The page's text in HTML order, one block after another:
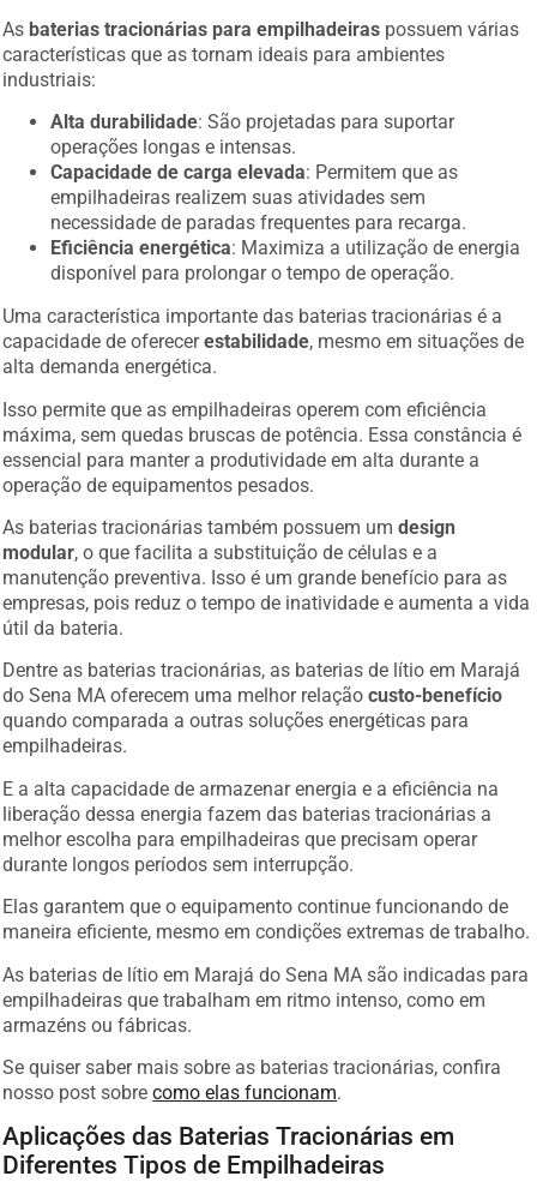
As baterias tracionárias para empilhadeiras possuem várias
características que as tornam ideais para ambientes
industriais:
Alta durabilidade: São projetadas para suportar
operações longas e intensas.
Capacidade de carga elevada: Permitem que as
empilhadeiras realizem suas atividades sem
necessidade de paradas frequentes para recarga.
Eficiência energética: Maximiza a utilização de energia
disponível para prolongar o tempo de operação.
Uma característica importante das baterias tracionárias é a
capacidade de oferecerestabilidade, mesmo em situações de
alta demanda energética.
Isso permite que as empilhadeiras operem com eficiência
máxima, sem quedas bruscas de potência. Essa constância é
essencial para manter a produtividade em alta durante a
operação de equipamentos pesados.
As baterias tracionárias também possuem umdesign
modular, o que facilita a substituição de células e a
manutenção preventiva. Isso é um grande benefício para as
empresas, pois reduz o tempo de inatividade e aumenta a vida
útil da bateria.
Dentre as baterias tracionárias, as baterias de lítio em Marajá
do Sena MA oferecem uma melhor relaçãocusto-benefício
quando comparada a outras soluções energéticas para
empilhadeiras.
E a alta capacidade de armazenar energia e a eficiência na
liberação dessa energia fazem das baterias tracionárias a
melhor escolha para empilhadeiras que precisam operar
durante longos períodos sem interrupção.
Elas garantem que o equipamento continue funcionando de
maneira eficiente, mesmo em condições extremas de trabalho.
As baterias de lítio em Marajá do Sena MA são indicadas para
empilhadeiras que trabalham em ritmo intenso, como em
armazéns ou fábricas.
Se quiser saber mais sobre as baterias tracionárias, confira
nosso post sobrecomo elas funcionam.
Aplicações das Baterias Tracionárias em
Diferentes Tipos de Empilhadeiras